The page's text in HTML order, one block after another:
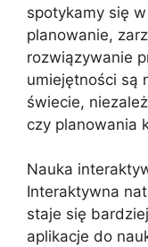
spotykamy się
planowanie,
rozwiązywanie
umiejętności są
świecie,
czy planowania
Nauka
Interaktywna
staje się
aplikacje do